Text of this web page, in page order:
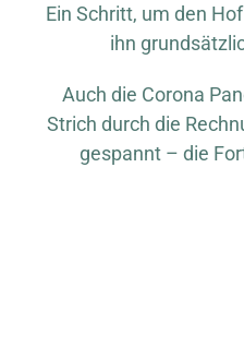
Ein Schritt, um den
ihn
Auch die Corona
Strich durch die
gespannt – die